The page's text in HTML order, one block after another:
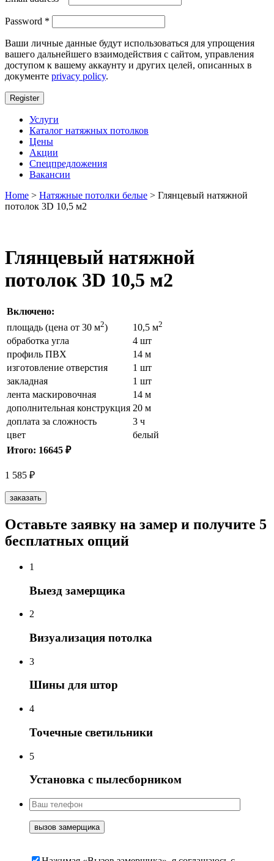
Password *
Ваши личные данные будут использоваться для упрощения
вашего дальнейшего взаимодействия с сайтом, управления
доступом к вашему аккаунту и других целей, описанных в
документе privacy policy.
Register
Услуги
Каталог натяжных потолков
Цены
Акции
Спецпредложения
Вакансии
Home > Натяжные потолки белые > Глянцевый натяжной
потолок 3D 10,5 м2
Глянцевый натяжной
потолок 3D 10,5 м2
Включено:
Итого: 16645 ₽
площадь (цена от 30 м2) 10,5 м2
обработка угла
4 шт
профиль ПВХ
14 м
изготовление отверстия
1 шт
закладная
1 шт
лента маскировочная
14 м
дополнительная конструкция 20 м
доплата за сложность
3 ч
цвет
белый
1 585 ₽
заказать
Оставьте заявку на замер и получите 5
бесплатных опций
1
Выезд замерщика
2
Визуализация потолка
3
Шины для штор
4
Точечные светильники
5
Установка с пылесборником